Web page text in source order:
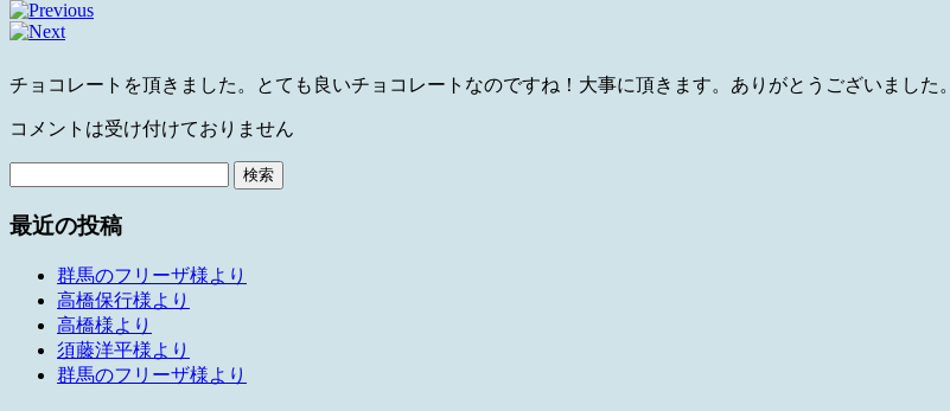
チョコレートを頂きました。とても良いチョコレートなのですね！大事に頂きます。ありがとうございました。
コメントは受け付けておりません
最近の投稿
群馬のフリーザ様より
高橋保行様より
高橋様より
須藤洋平様より
群馬のフリーザ様より